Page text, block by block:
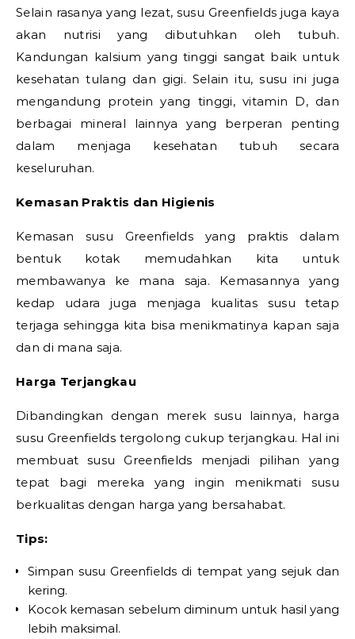
Selain rasanya yang lezat, susu Greenfields juga kaya
akan nutrisi yang dibutuhkan oleh tubuh.
Kandungan kalsium yang tinggi sangat baik untuk
kesehatan tulang dan gigi. Selain itu, susu ini juga
mengandung protein yang tinggi, vitamin D, dan
berbagai mineral lainnya yang berperan penting
dalam menjaga kesehatan tubuh secara
keseluruhan.
Kemasan Praktis dan Higienis
Kemasan susu Greenfields yang praktis dalam
bentuk kotak memudahkan kita untuk
membawanya ke mana saja. Kemasannya yang
kedap udara juga menjaga kualitas susu tetap
terjaga sehingga kita bisa menikmatinya kapan saja
dan di mana saja.
Harga Terjangkau
Dibandingkan dengan merek susu lainnya, harga
susu Greenfields tergolong cukup terjangkau. Hal ini
membuat susu Greenfields menjadi pilihan yang
tepat bagi mereka yang ingin menikmati susu
berkualitas dengan harga yang bersahabat.
Tips:
Simpan susu Greenfields di tempat yang sejuk dan
kering.
Kocok kemasan sebelum diminum untuk hasil yang
lebih maksimal.